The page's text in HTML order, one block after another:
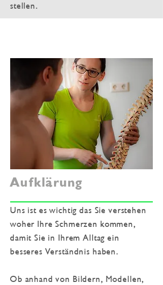
stellen.
Aufklärung
Uns ist es wichtig das Sie verstehen
woher Ihre Schmerzen kommen,
damit Sie in Ihrem Alltag ein
besseres Verständnis haben.
Ob anhand von Bildern, Modellen,